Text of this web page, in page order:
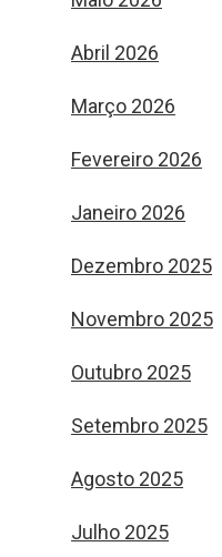
Abril 2026
Março 2026
Fevereiro 2026
Janeiro 2026
Dezembro 2025
Novembro 2025
Outubro 2025
Setembro 2025
Agosto 2025
Julho 2025